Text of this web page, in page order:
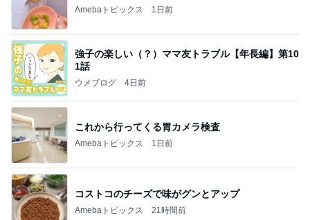
Amebaトピックス 1日前
強子の楽しい（？）ママ友トラブル【年長編】第10
1話
ウメブログ 4日前
これから行ってくる胃カメラ検査
Amebaトピックス 1日前
コストコのチーズで味がグンとアップ
Amebaトピックス 21時間前